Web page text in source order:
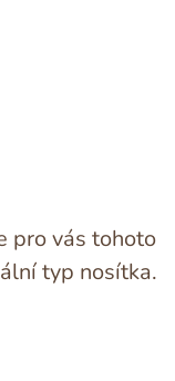
pro vás tohoto
typ nosítka.